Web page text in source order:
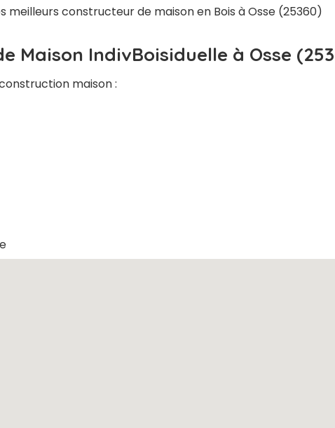
meilleurs constructeur de maison en Bois à Osse (25360)
Maison IndivBoisiduelle à Osse
maison :